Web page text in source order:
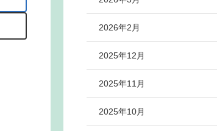
2026年2月
2025年12月
2025年11月
2025年10月